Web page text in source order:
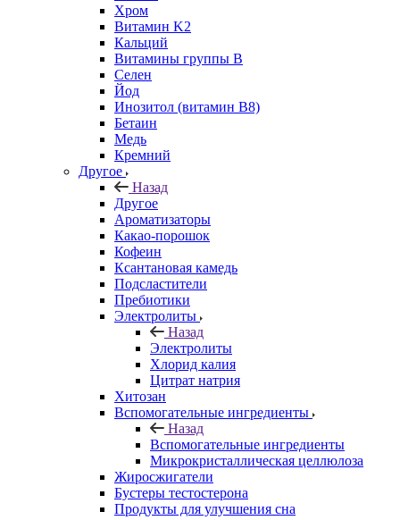
Хром
Витамин K2
Кальций
Витамины группы B
Селен
Йод
Инозитол (витамин B8)
Бетаин
Медь
Кремний
Другое
Назад
Другое
Ароматизаторы
Какао-порошок
Кофеин
Ксантановая камедь
Подсластители
Пребиотики
Электролиты
Назад
Электролиты
Хлорид калия
Цитрат натрия
Хитозан
Вспомогательные ингредиенты
Назад
Вспомогательные ингредиенты
Микрокристаллическая целлюлоза
Жиросжигатели
Бустеры тестостерона
Продукты для улучшения сна